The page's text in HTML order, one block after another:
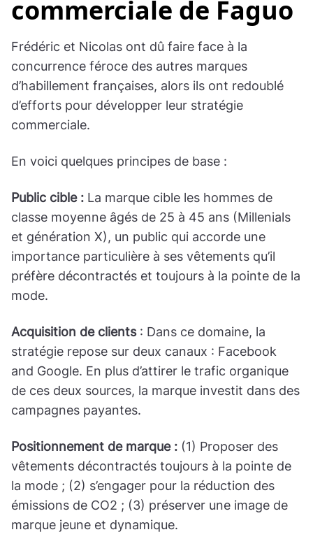
commerciale de Faguo
Frédéric et Nicolas ont dû faire face à la
concurrence féroce des autres marques
d’habillement françaises, alors ils ont redoublé
d’efforts pour développer leur stratégie
commerciale.
En voici quelques principes de base :
Public cible : La marque cible les hommes de
classe moyenne âgés de 25 à 45 ans (Millenials
et génération X), un public qui accorde une
importance particulière à ses vêtements qu’il
préfère décontractés et toujours à la pointe de la
mode.
Acquisition de clients : Dans ce domaine, la
stratégie repose sur deux canaux : Facebook
and Google. En plus d’attirer le trafic organique
de ces deux sources, la marque investit dans des
campagnes payantes.
Positionnement de marque : (1) Proposer des
vêtements décontractés toujours à la pointe de
la mode ; (2) s’engager pour la réduction des
émissions de CO2 ; (3) préserver une image de
marque jeune et dynamique.